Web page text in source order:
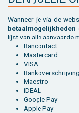
Wan­neer je via de
be­taal­mo­ge­lijk­he­den
lijst van alle aan­vaar­de
Ban­con­tact
Mas­ter­card
VISA
Bank­over­schrij­ving
Maes­tro
iDEAL
Goog­le Pay
Apple Pay